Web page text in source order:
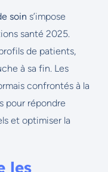
soin s’impose
santé 2025.
de patients,
à sa fin. Les
confrontés à la
pour répondre
et optimiser la
les